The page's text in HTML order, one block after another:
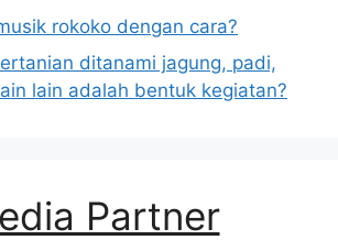
rokoko dengan cara?
ditanami jagung, padi,
lain adalah bentuk kegiatan?
Partner